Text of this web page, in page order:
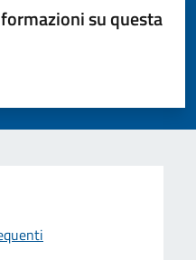
su questa
5